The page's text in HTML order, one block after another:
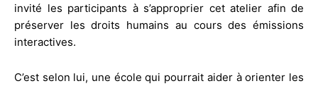
invité les participants à s’approprier cet atelier afin de
préserver les droits humains au cours des émissions
interactives.
C’est selon lui, une école qui pourrait aider à orienter les